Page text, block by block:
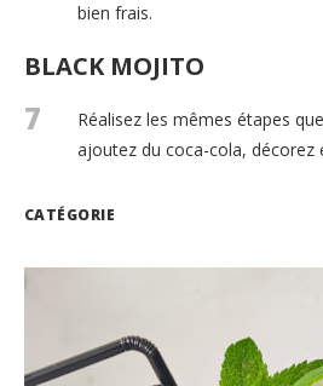
bien frais.
BLACK MOJITO
7
Réalisez les mêmes étapes
ajoutez du coca-cola, décorez
CATÉGORIE